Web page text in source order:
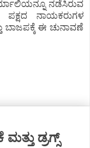
ನಡೆಸಿರುವ
ಪಕ್ಷದ ನಾಯಕರುಗಳ
ಬಾಜಪಕ್ಕೆ ಈ ಚುನಾವಣೆ
ಡ್ರಗ್ಸ್